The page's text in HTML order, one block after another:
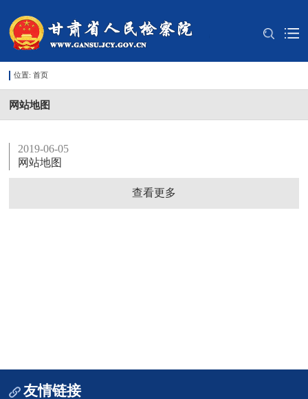
位置: 首页
网站地图
2019-06-05
网站地图
查看更多
友情链接